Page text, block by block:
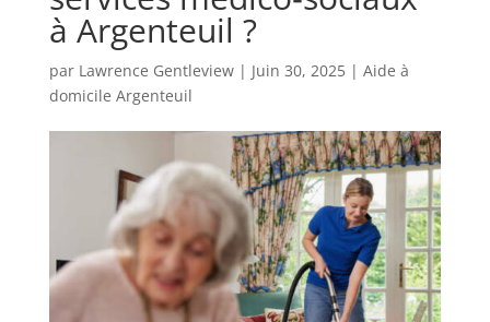
à Argenteuil ?
par Lawrence Gentleview| Juin 30, 2025| Aide à
domicile Argenteuil